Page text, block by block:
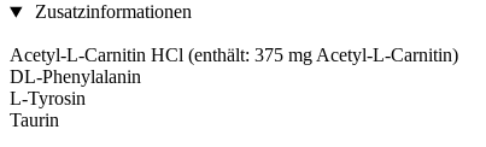
Zusatzinformationen
Acetyl-L-Carnitin HCl (enthält: 375 mg Acetyl-L-Carnitin)
DL-Phenylalanin
L-Tyrosin
Taurin